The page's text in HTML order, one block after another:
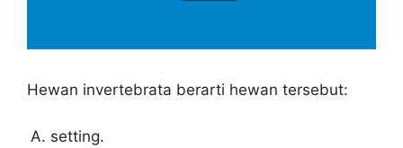
Hewan invertebrata berarti hewan tersebut:
setting.